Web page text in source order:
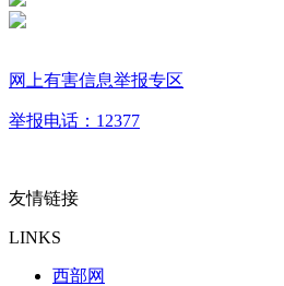
网上有害信息举报专区
举报电话：12377
友情链接
LINKS
西部网